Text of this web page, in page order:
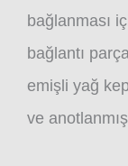
bağlanması
bağlantı
emişli yağ
ve